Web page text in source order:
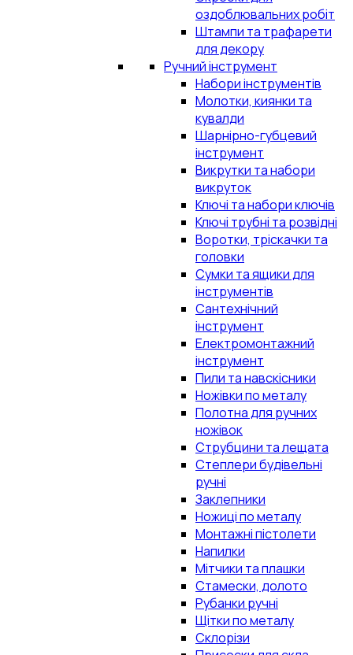
оздоблювальних робіт
Штампи та трафарети
для декору
Ручний інструмент
Набори інструментів
Молотки, киянки та
кувалди
Шарнірно-губцевий
інструмент
Викрутки та набори
викруток
Ключі та набори ключів
Ключі трубні та розвідні
Воротки, тріскачки та
головки
Сумки та ящики для
інструментів
Сантехнічний
інструмент
Електромонтажний
інструмент
Пили та навскісники
Ножівки по металу
Полотна для ручних
ножівок
Струбцини та лещата
Степлери будівельні
ручні
Заклепники
Ножиці по металу
Монтажні пістолети
Напилки
Мітчики та плашки
Стамески, долото
Рубанки ручні
Щітки по металу
Склорізи